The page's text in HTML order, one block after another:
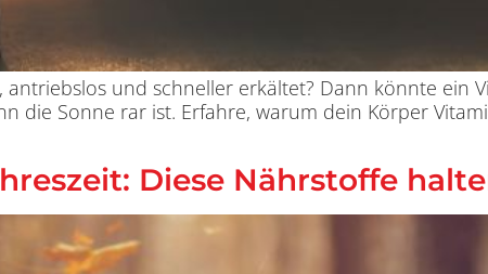
und schneller erkältet? Dann könnte ein
die Sonne rar ist. Erfahre, warum dein Körper
Diese Nährstoffe